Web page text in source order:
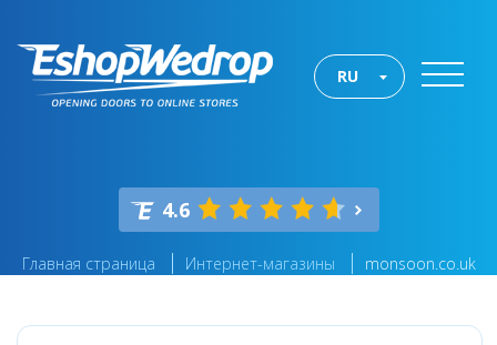
RU
4.6
Главная страница Интернет-магазины monsoon.co.uk